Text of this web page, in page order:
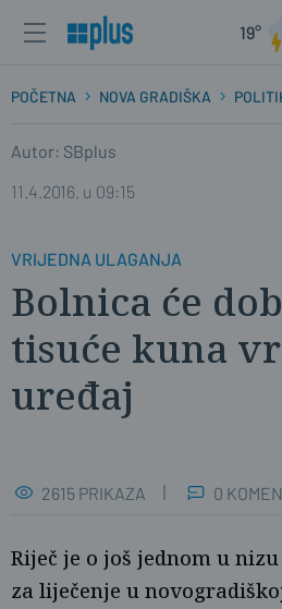
19°
POČETNA NOVA GRADIŠKA
Autor: SBplus
11.4.2016. u 09:15
VRIJEDNA ULAGANJA
Bolnica će
tisuće kuna
uređaj
2615 PRIKAZA 0
Riječ je o još jednom u
za liječenje u